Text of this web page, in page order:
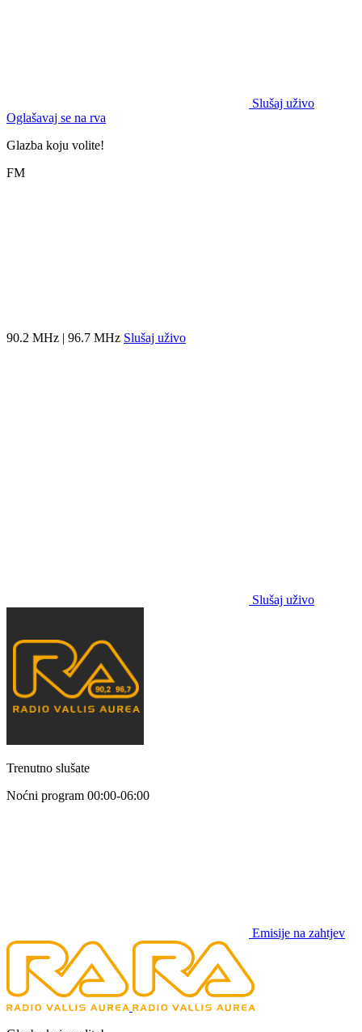
Slušaj uživo
Oglašavaj se na rva
Glazba koju volite!
FM
90.2 MHz | 96.7 MHz Slušaj uživo
Slušaj uživo
Trenutno slušate
Noćni program 00:00-06:00
Emisije na zahtjev